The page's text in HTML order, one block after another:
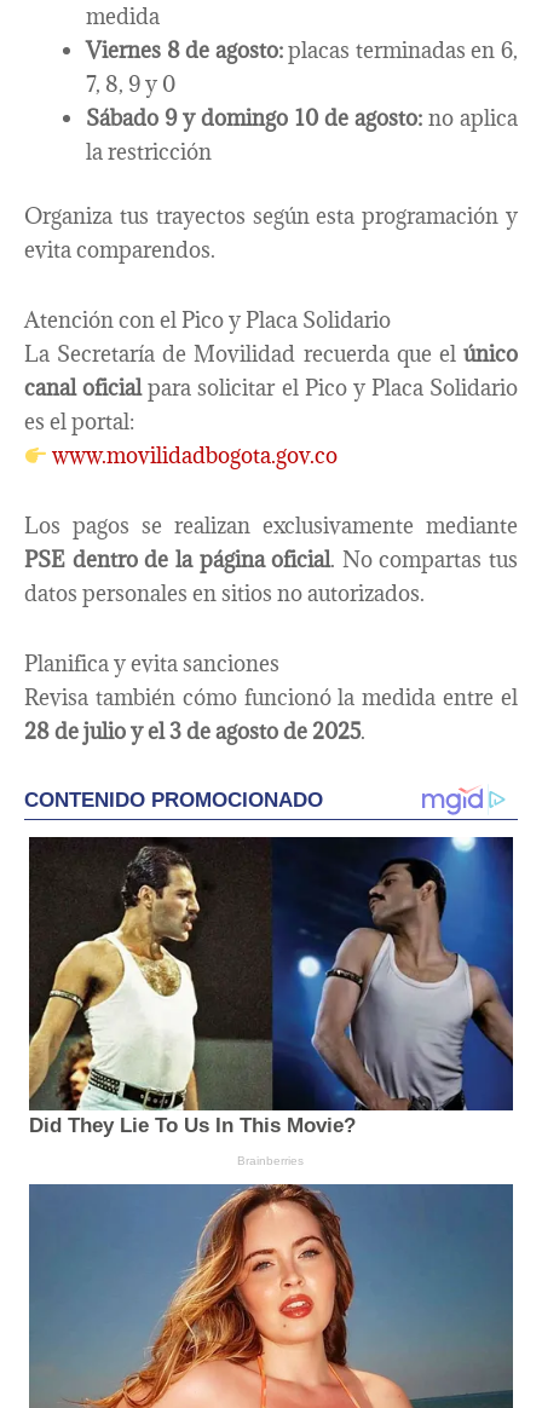
medida
Viernes 8 de agosto:placas terminadas en 6,
7, 8, 9 y 0
Sábado 9 y domingo 10 de agosto:no aplica
la restricción
Organiza tus trayectos según esta programación y
evita comparendos.
Atención con el Pico y Placa Solidario
La Secretaría de Movilidad recuerda que el único
canal oficialpara solicitar el Pico y Placa Solidario
es el portal:
www.movilidadbogota.gov.co
Los pagos se realizan exclusivamente mediante
PSE dentro de la página oficial. No compartas tus
datos personales en sitios no autorizados.
Planifica y evita sanciones
Revisa también cómo funcionó la medida entre el
28 de julio y el 3 de agosto de 2025.